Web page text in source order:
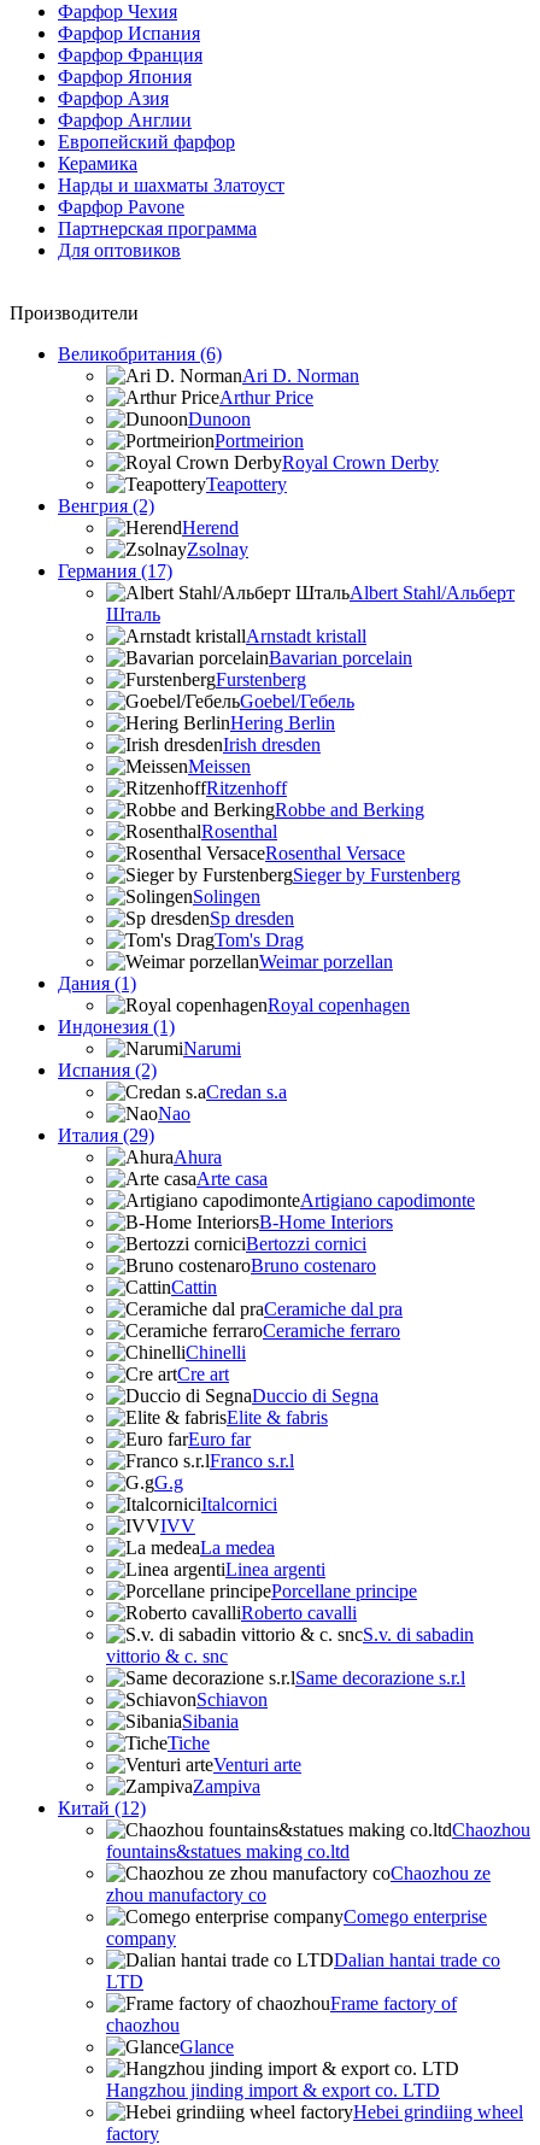
Фарфор Чехия
Фарфор Испания
Фарфор Франция
Фарфор Япония
Фарфор Азия
Фарфор Англии
Европейский фарфор
Керамика
Нарды и шахматы Златоуст
Фарфор Pavone
Партнерская программа
Для оптовиков
Производители
Великобритания (6)
Ari D. Norman
Arthur Price
Dunoon
Portmeirion
Royal Crown Derby
Teapottery
Венгрия (2)
Herend
Zsolnay
Германия (17)
Albert Stahl/Альбеpт
Шталь
Arnstadt kristall
Bavarian porcelain
Furstenberg
Goebel/Гебель
Hering Berlin
Irish dresden
Meissen
Ritzenhoff
Robbe and Berking
Rosenthal
Rosenthal Versace
Sieger by Furstenberg
Solingen
Sp dresden
Tom's Drag
Weimar porzellan
Дания (1)
Royal copenhagen
Индонезия (1)
Narumi
Испания (2)
Credan s.a
Nao
Италия (29)
Ahura
Arte casa
Artigiano capodimonte
B-Home Interiors
Bertozzi cornici
Bruno costenaro
Cattin
Ceramiche dal pra
Ceramiche ferraro
Chinelli
Cre art
Duccio di Segna
Elite & fabris
Euro far
Franco s.r.l
G.g
Italcornici
IVV
La medea
Linea argenti
Porcellane principe
Roberto cavalli
S.v. di sabadin
vittorio & c. snc
Same decorazione s.r.l
Schiavon
Sibania
Tiche
Venturi arte
Zampiva
Китай (12)
Chaozhou
fountains&statues making co.ltd
Chaozhou ze
zhou manufactory co
Comego enterprise
company
Dalian hantai trade co
LTD
Frame factory of
chaozhou
Glance
Hangzhou jinding import & export co. LTD
Hebei grindiing wheel
factory